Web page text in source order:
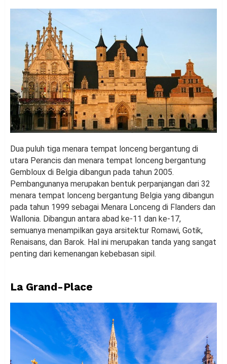
Dua puluh tiga menara tempat lonceng bergantung di
utara Perancis dan menara tempat lonceng bergantung
Gembloux di Belgia dibangun pada tahun 2005.
Pembangunanya merupakan bentuk perpanjangan dari 32
menara tempat lonceng bergantung Belgia yang dibangun
pada tahun 1999 sebagai Menara Lonceng di Flanders dan
Wallonia. Dibangun antara abad ke-11 dan ke-17,
semuanya menampilkan gaya arsitektur Romawi, Gotik,
Renaisans, dan Barok. Hal ini merupakan tanda yang sangat
penting dari kemenangan kebebasan sipil.
La Grand-Place